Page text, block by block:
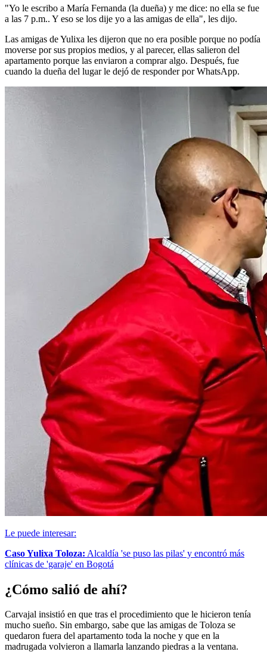
"Yo le escribo a María Fernanda (la dueña) y me dice: no ella se fue
a las 7 p.m.. Y eso se los dije yo a las amigas de ella", les dijo.
Las amigas de Yulixa les dijeron que no era posible porque no podía
moverse por sus propios medios, y al parecer, ellas salieron del
apartamento porque las enviaron a comprar algo. Después, fue
cuando la dueña del lugar le dejó de responder por WhatsApp.
Le puede interesar:
Caso Yulixa Toloza: Alcaldía 'se puso las pilas' y encontró más
clínicas de 'garaje' en Bogotá
¿Cómo salió de ahí?
Carvajal insistió en que tras el procedimiento que le hicieron tenía
mucho sueño. Sin embargo, sabe que las amigas de Toloza se
quedaron fuera del apartamento toda la noche y que en la
madrugada volvieron a llamarla lanzando piedras a la ventana.